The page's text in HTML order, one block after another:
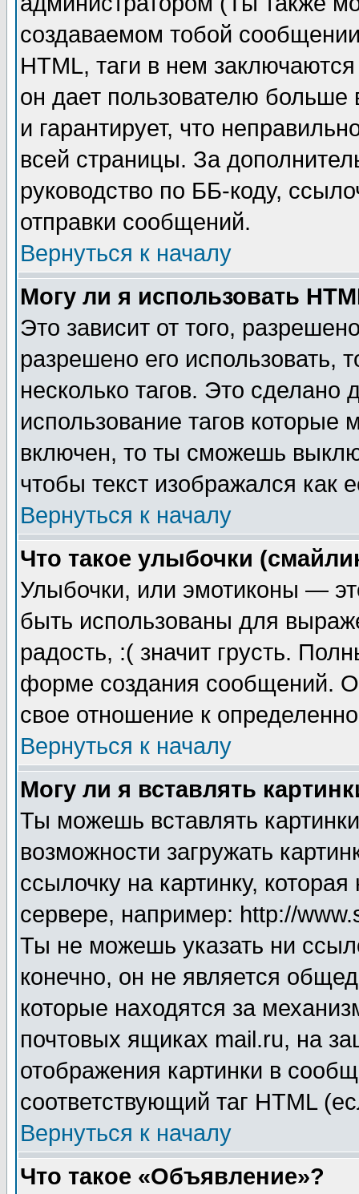
создаваемом тобой
HTML, таги в нем
он дает пользователю
и гарантирует, что
всей страницы. За
руководство по ББ-коду,
отправки сообщений.
Вернуться к началу
Могу ли я использовать
Это зависит от того,
разрешено его использовать,
несколько тагов. Это сделано
использование тагов
включен, то ты сможешь
чтобы текст изображался как
Вернуться к началу
Что такое улыбочки
Улыбочки, или эмотиконы —
быть использованы для
радость, :( значит грусть.
форме создания сообщений.
свое отношение к
Вернуться к началу
Могу ли я вставлять
Ты можешь вставлять
возможности загружать
ссылочку на картинку,
сервере, например: http://
Ты не можешь указать ни
конечно, он не является
которые находятся за
почтовых ящиках mail.ru, на
отображения картинки в
соответствующий таг HTML
Вернуться к началу
Что такое «Объявление»?